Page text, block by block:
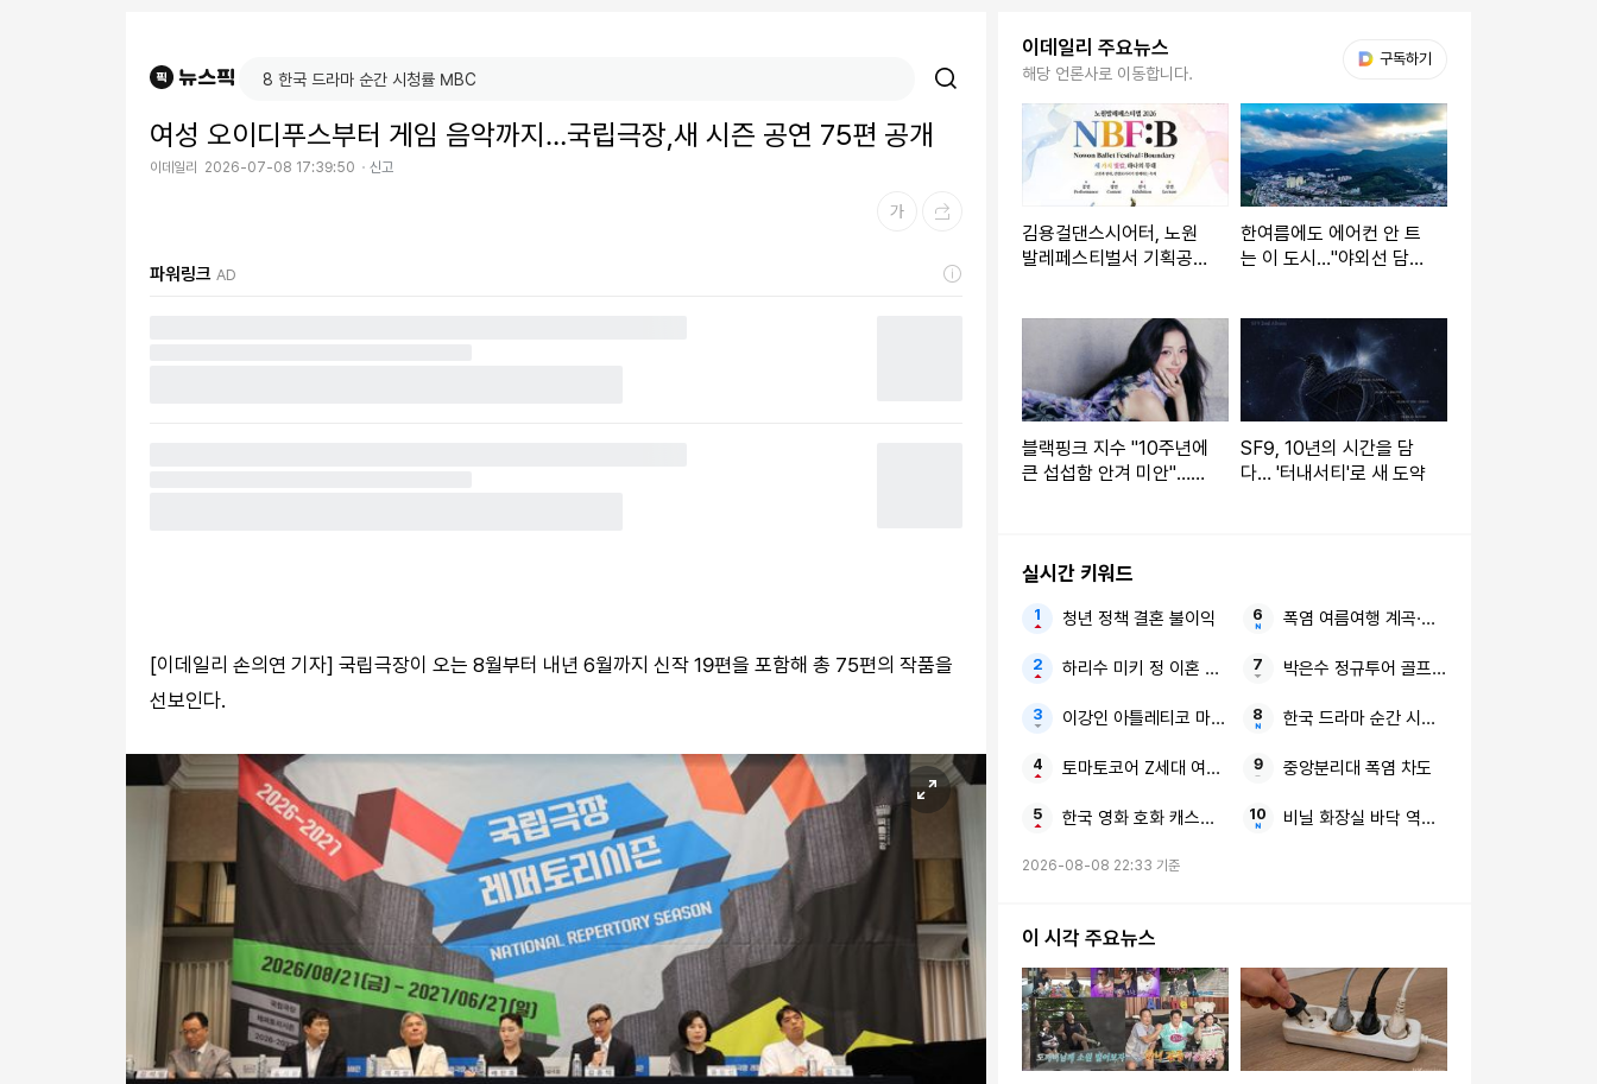
여성 오이디푸스부터 게임 음악까지…국립극장,새 시즌 공연 75편 공개
이데일리 2026-07-08 17:39:50 신고
파워링크 AD
[이데일리 손의연 기자] 국립극장이 오는 8월부터 내년 6월까지 신작 19편을 포함해 총 75편의 작품을
선보인다.
이데일리 주요뉴스
해당 언론사로 이동합니다.
구독하기
김용걸댄스시어터, 노원
발레페스티벌서 기획공
한여름에도 에어컨 안 트
는 이 도시…"야외선 담요
블랙핑크 지수 "10주년에
큰 섭섭함 안겨 미안"…
SF9, 10년의 시간을 담
다… '터내서티'로 새 도약
실시간 키워드
청년 정책 결혼 불이익
하리수 미키 정 이혼 이유
이강인 아틀레티코 마드리드 감독님과 구단
토마토코어 Z세대 여름 유통가
한국 영화 호화 캐스팅 기대감
폭염 여름여행 계곡·숲·정원
박은수 정규투어 골프 선수
한국 드라마 순간 시청률 MBC
중앙분리대 폭염 차도
비닐 화장실 바닥 역대급 꼼수
2026-08-08 22:33 기준
이 시각 주요뉴스